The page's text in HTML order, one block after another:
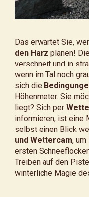
Das erwartet Sie,
den Harz planen!
verschneit und in
wenn im Tal noch
sich die
Höhenmeter. Sie
liegt? Sich per
informieren, ist eine
selbst einen Blick
und Wettercam, um
ersten
Treiben auf den
winterliche Magie